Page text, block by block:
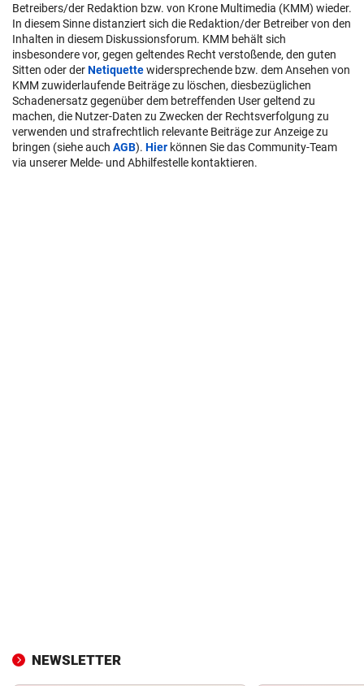
Betreibers/der Redaktion bzw. von Krone Multimedia (KMM) wieder.
In diesem Sinne distanziert sich die Redaktion/der Betreiber von den
Inhalten in diesem Diskussionsforum. KMM behält sich
insbesondere vor, gegen geltendes Recht verstoßende, den guten
Sitten oder derNetiquettewidersprechende bzw. dem Ansehen von
KMM zuwiderlaufende Beiträge zu löschen, diesbezüglichen
Schadenersatz gegenüber dem betreffenden User geltend zu
machen, die Nutzer-Daten zu Zwecken der Rechtsverfolgung zu
verwenden und strafrechtlich relevante Beiträge zur Anzeige zu
bringen (siehe auch AGB). Hier können Sie das Community-Team
via unserer Melde- und Abhilfestelle kontaktieren.
NEWSLETTER